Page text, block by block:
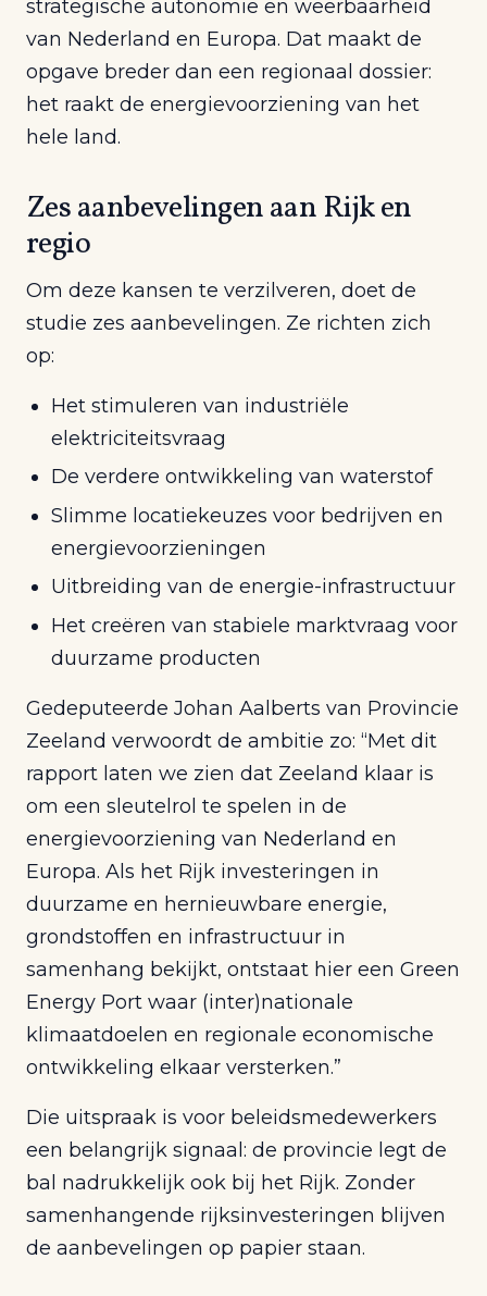
strategische autonomie en weerbaarheid
van Nederland en Europa. Dat maakt de
opgave breder dan een regionaal dossier:
het raakt de energievoorziening van het
hele land.
Zes aanbevelingen aan Rijk en
regio
Om deze kansen te verzilveren, doet de
studie zes aanbevelingen. Ze richten zich
op:
Het stimuleren van industriële
elektriciteitsvraag
De verdere ontwikkeling van waterstof
Slimme locatiekeuzes voor bedrijven en
energievoorzieningen
Uitbreiding van de energie-infrastructuur
Het creëren van stabiele marktvraag voor
duurzame producten
Gedeputeerde Johan Aalberts van Provincie
Zeeland verwoordt de ambitie zo: “Met dit
rapport laten we zien dat Zeeland klaar is
om een sleutelrol te spelen in de
energievoorziening van Nederland en
Europa. Als het Rijk investeringen in
duurzame en hernieuwbare energie,
grondstoffen en infrastructuur in
samenhang bekijkt, ontstaat hier een Green
Energy Port waar (inter)nationale
klimaatdoelen en regionale economische
ontwikkeling elkaar versterken.”
Die uitspraak is voor beleidsmedewerkers
een belangrijk signaal: de provincie legt de
bal nadrukkelijk ook bij het Rijk. Zonder
samenhangende rijksinvesteringen blijven
de aanbevelingen op papier staan.